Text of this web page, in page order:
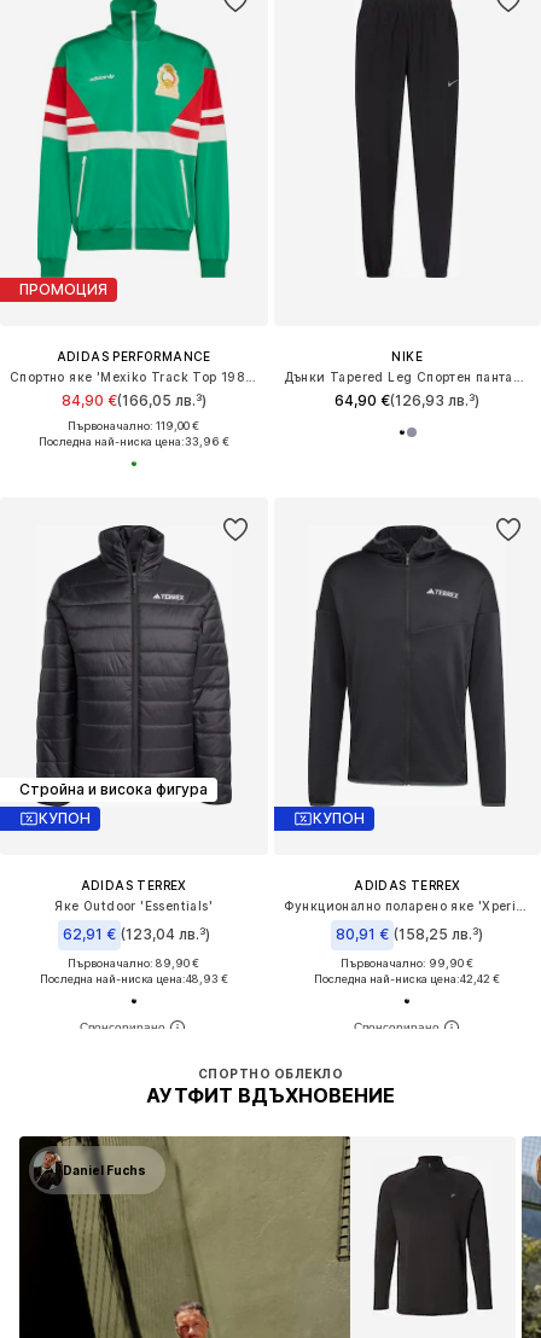
ПРОМОЦИЯ
ADIDAS PERFORMANCE
84,90 €(166,05 лв.³)
Първоначално: 119,00 €
Последна най-ниска цена:33,96 €
NIKE
64,90 €(126,93 лв.³)
Стройна и висока фигура
КУПОН
ADIDAS TERREX
Яке Outdoor 'Essentials'
62,91 € (123,04 лв.³)
Първоначално: 89,90 €
Последна най-ниска цена:48,93 €
СПОРТНО ОБЛЕКЛО
АУТФИТ ВДЪХНОВЕНИЕ
Daniel Fuchs
КУПОН
ADIDAS TERREX
80,91 € (158,25 лв.³)
Първоначално: 99,90 €
Последна най-ниска цена:42,42 €